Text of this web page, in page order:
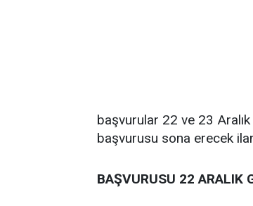
başvurular 22 ve 23
başvurusu sona erecek
BAŞVURUSU 22 ARALIK